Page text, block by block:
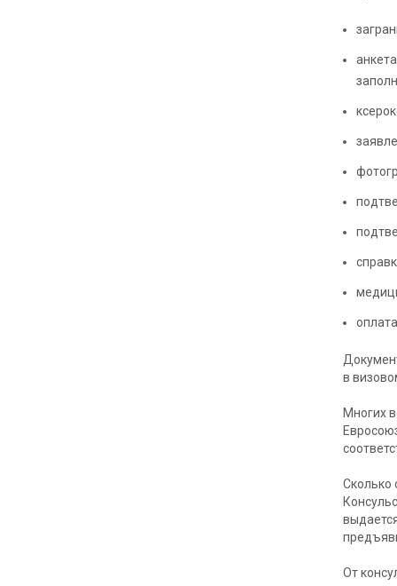
в
Многих
Сколько
От